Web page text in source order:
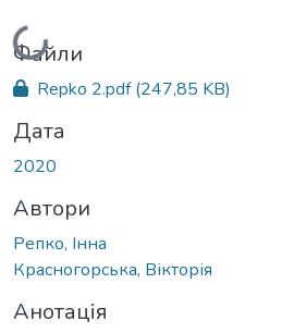
Вантажиться...
Файли
Repko 2.pdf(247,85 KB)
Дата
2020
Автори
Репко, Інна
Красногорська, Вікторія
Анотація